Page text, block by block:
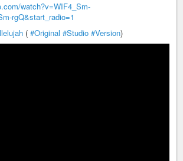
watch?v=WIF4_Sm-
rgQ&start_radio=1
( #Original #Studio #Version)